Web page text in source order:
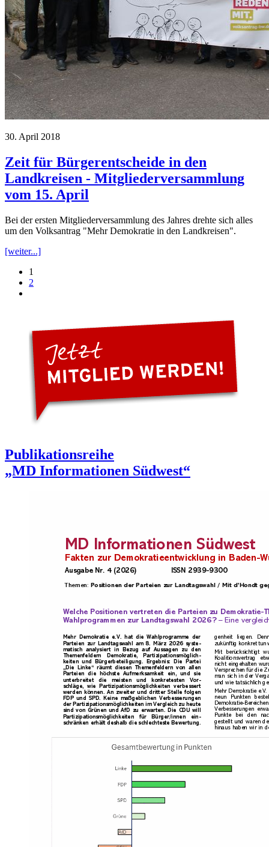
30. April 2018
Zeit für Bürgerentscheide in den
Landkreisen - Mitgliederversammlung
vom 15. April
Bei der ersten Mitgliederversammlung des Jahres drehte sich alles
um den Volksantrag "Mehr Demokratie in den Landkreisen".
[weiter...]
1
2
Publikationsreihe
„MD Informationen Südwest“